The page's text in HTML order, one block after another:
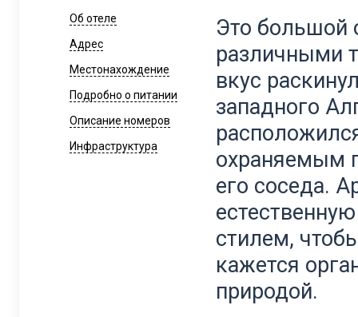
Об отеле
Адрес
Местонахождение
Подробно о питании
Описание номеров
Инфраструктура
Это большой
различными
вкус
западного
охраняемым
его соседа.
стилем,
кажется
природой.